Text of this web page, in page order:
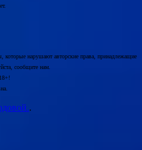
нарушают авторские права, принадлежащие
сообщите нам.
.